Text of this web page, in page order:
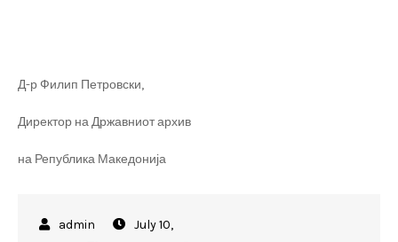
Д-р Филип Петровски,
Директор на Државниот архив
на Република Македонија
July 10,